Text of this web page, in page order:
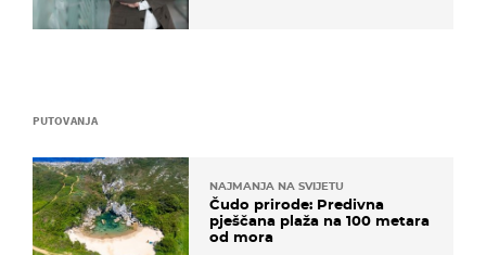
PUTOVANJA
NAJMANJA NA SVIJETU
Čudo prirode: Predivna
pješčana plaža na 100 metara
od mora